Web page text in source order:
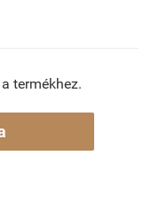
termékhez.